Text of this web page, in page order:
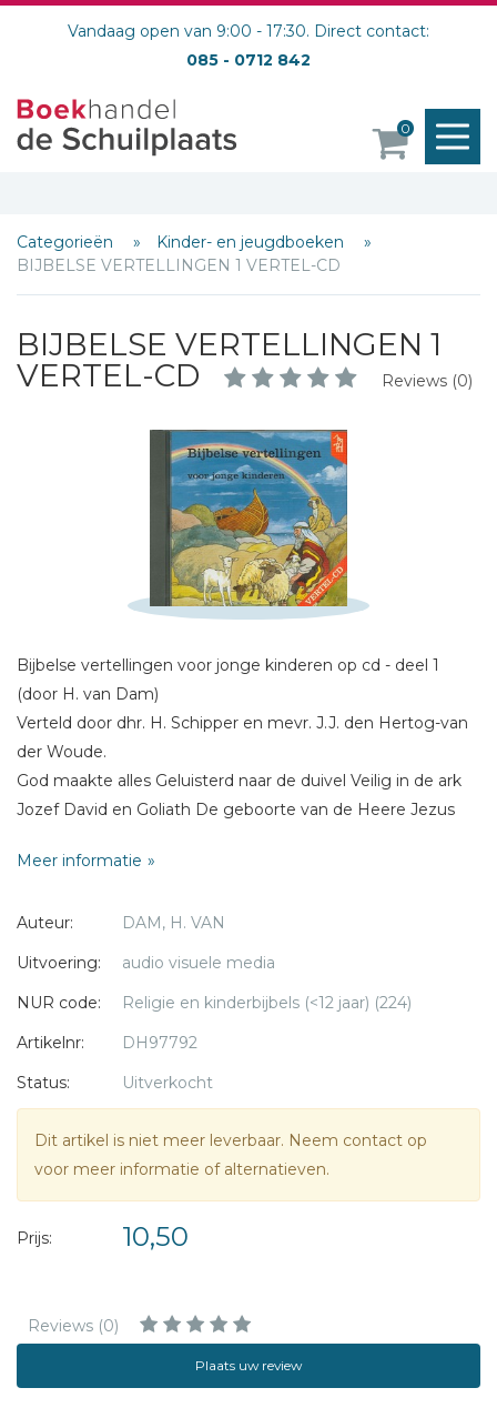
Vandaag open van 9:00 - 17:30. Direct contact:
085 - 0712 842
0
Categorieën
Kinder- en jeugdboeken
BIJBELSE VERTELLINGEN 1 VERTEL-CD
BIJBELSE VERTELLINGEN 1
VERTEL-CD
Reviews (0)
Bijbelse vertellingen voor jonge kinderen op cd - deel 1
(door H. van Dam)
Verteld door dhr. H. Schipper en mevr. J.J. den Hertog-van
der Woude.
God maakte alles Geluisterd naar de duivel Veilig in de ark
Jozef David en Goliath De geboorte van de Heere Jezus
Meer informatie
Auteur:
DAM, H. VAN
Uitvoering:
audio visuele media
NUR code:
Religie en kinderbijbels (<12 jaar) (224)
Artikelnr:
DH97792
Status:
Uitverkocht
Dit artikel is niet meer leverbaar. Neem contact op
voor meer informatie of alternatieven.
Prijs: 10,50
Reviews (0)
Plaats uw review
Schrijf hieronder je review!
Bericht *
* = verplicht